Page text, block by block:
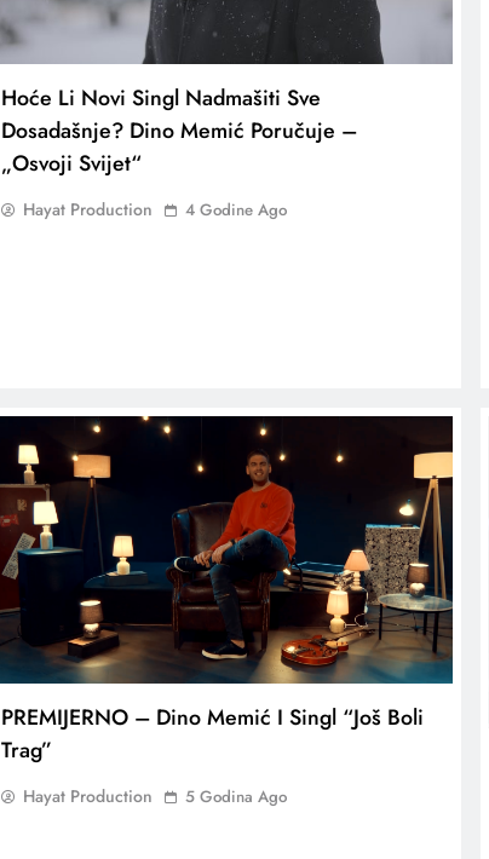
Hoće Li Novi Singl Nadmašiti Sve
Dosadašnje? Dino Memić Poručuje –
„Osvoji Svijet“
Hayat Production 4 Godine Ago
PREMIJERNO – Dino Memić I Singl “Još Boli
Trag”
Hayat Production 5 Godina Ago